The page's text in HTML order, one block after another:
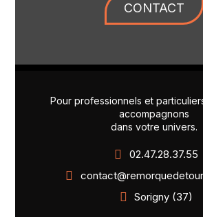
CONTACT
Pour professionnels et
accompagnons
dans votre univers.
02.47.28.37.55
Sorigny (37)